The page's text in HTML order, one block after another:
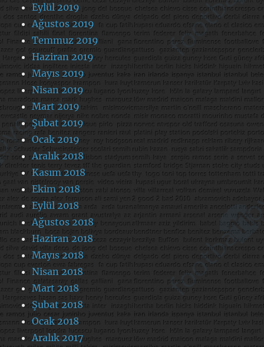
Eylül 2019
Ağustos 2019
Temmuz 2019
Haziran 2019
Mayıs 2019
Nisan 2019
Mart 2019
Şubat 2019
Ocak 2019
Aralık 2018
Kasım 2018
Ekim 2018
Eylül 2018
Ağustos 2018
Haziran 2018
Mayıs 2018
Nisan 2018
Mart 2018
Şubat 2018
Ocak 2018
Aralık 2017